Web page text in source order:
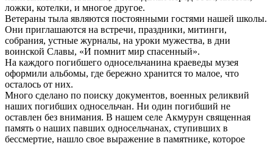
ложки, котелки, и многое другое.
Ветераны тыла являются постоянными гостями нашей школы.
Они приглашаются на встречи, праздники, митинги,
собрания, устные журналы, на уроки мужества, в дни
воинской Славы, «И помнит мир спасенный».
На каждого погибшего односельчанина краеведы музея
оформили альбомы, где бережно хранится то малое, что
осталось от них.
Много сделано по поиску документов, военных реликвий
наших погибших односельчан. Ни один погибший не
оставлен без внимания. В нашем селе Акмурун священная
память о наших павших односельчанах, ступивших в
бессмертие, нашло свое выражение в памятнике, которое